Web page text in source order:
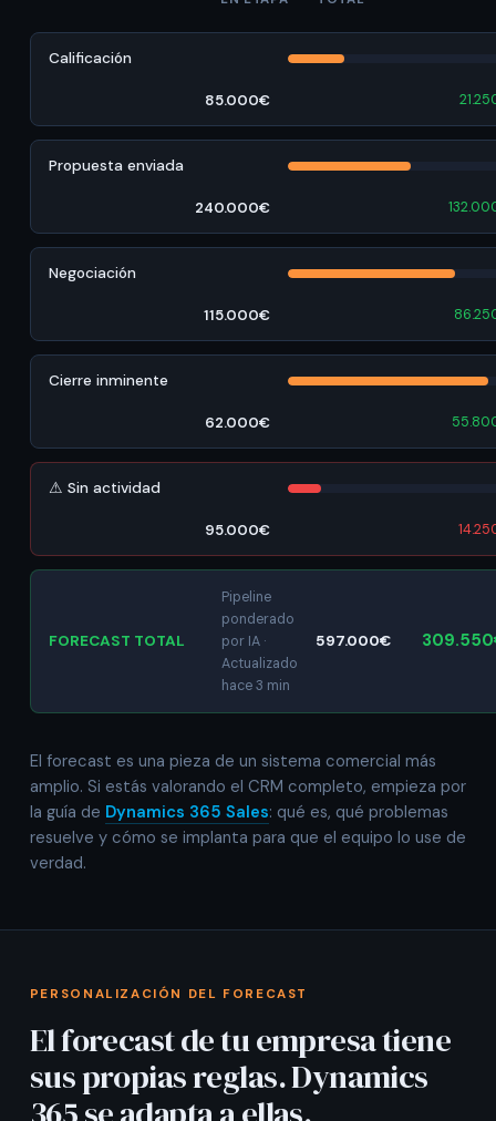
Calificación
85.000€
Propuesta enviada
240.000€
Negociación
115.000€
Cierre inminente
62.000€
⚠ Sin actividad
95.000€
FORECAST TOTAL
Pipeline
ponderado
por IA ·
Actualizado
hace 3 min
597.000€
El forecast es una pieza de un sistema comercial más
amplio. Si estás valorando el CRM completo, empieza por
la guía de Dynamics 365 Sales: qué es, qué problemas
resuelve y cómo se implanta para que el equipo lo use de
verdad.
PERSONALIZACIÓN DEL FORECAST
El forecast de tu empresa tiene
sus propias reglas. Dynamics